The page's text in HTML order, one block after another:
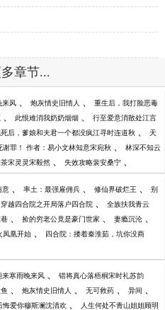
章节...
来风 、 炮灰情史旧情人 、 重生后，我打脸恶毒
、 此恨难消我奶奶烟烟 、 行至爱意消散处江言
后，爹娘和夫君一个都没疯江寻时连道秋 、 天
谢罪！ 作者：易小文林知意宋宛秋 、 林深不知云
宋灵灵宋毅然 、 失效攻略裴安桑宁 、
意 、 率土：最强雇佣兵 、 修仙界破烂王 、 别
穿越四合院之开局落户四合院 、 全族扶我青云
、 捡的穷老公竟是豪门世家 、 妻瘾沉沦 、
凤凰开始 、 四合院：搂着秦淮茹，坑你没商
来寒雨晚来风 、 错将真心落梧桐宋时礼苏韵
、 炮灰情史旧情人 、 无可救药 、 异间 、
悔爱你穆斯澜沈清欢 、 人生何处不青山姐姐顾明